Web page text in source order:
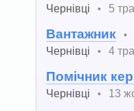
Чернівці
• 5
Вантажник •
Чернівці
• 4
Помічник
Чернівці
• 13